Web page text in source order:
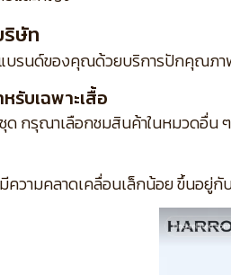
ริษัท
บรนด์ของคุณด้วยบริการปักคุณภา
รับเฉพาะเสื้อ
ด กรุณาเลือกชมสินค้าในหมวดอื่น
ความคลาดเคลื่อนเล็กน้อย ขึ้นอยู่กั